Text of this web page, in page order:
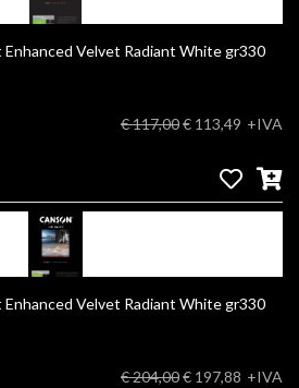
Velvet Radiant White gr330
€ 117,00€ 113,49 +IVA
Velvet Radiant White gr330
€ 204,00€ 197,88 +IVA